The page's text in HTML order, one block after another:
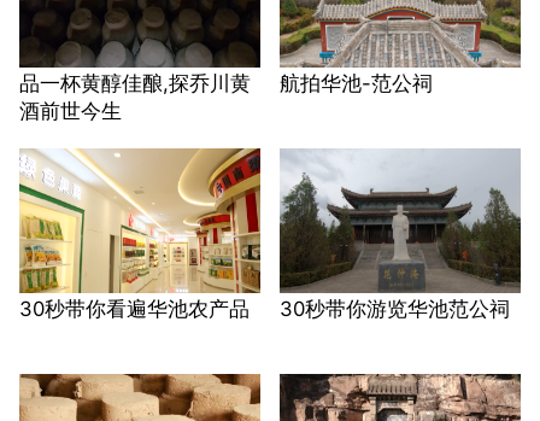
品一杯黄醇佳酿,探乔川黄
酒前世今生
航拍华池-范公祠
30秒带你看遍华池农产品 30秒带你游览华池范公祠